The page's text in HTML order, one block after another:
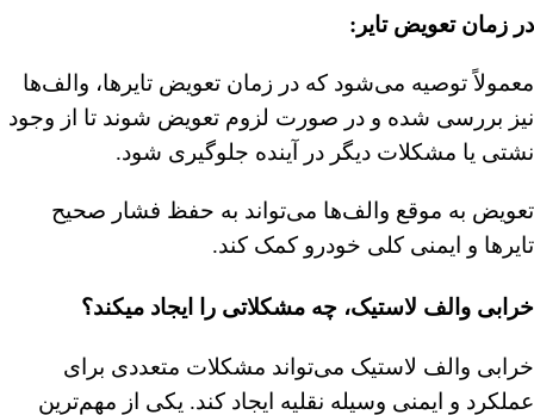
در زمان تعویض تایر:
معمولاً توصیه می‌شود که در زمان تعویض تایرها، والف‌ها
نیز بررسی شده و در صورت لزوم تعویض شوند تا از وجود
نشتی یا مشکلات دیگر در آینده جلوگیری شود.
تعویض به موقع والف‌ها می‌تواند به حفظ فشار صحیح
تایرها و ایمنی کلی خودرو کمک کند.
خرابی والف لاستیک، چه مشکلاتی را ایجاد میکند؟
خرابی والف لاستیک می‌تواند مشکلات متعددی برای
عملکرد و ایمنی وسیله نقلیه ایجاد کند. یکی از مهم‌ترین